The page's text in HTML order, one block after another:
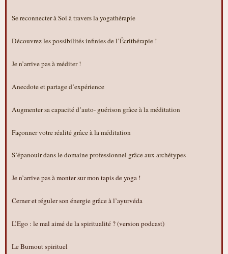
Se reconnecter à Soi à travers la yogathérapie
Découvrez les possibilités infinies de l’Écrithérapie !
Je n’arrive pas à méditer !
Anecdote et partage d’expérience
Augmenter sa capacité d’auto- guérison grâce à la méditation
Façonner votre réalité grâce à la méditation
S’épanouir dans le domaine professionnel grâce aux archétypes
Je n’arrive pas à monter sur mon tapis de yoga !
Cerner et réguler son énergie grâce à l’ayurvéda
L’Ego : le mal aimé de la spiritualité ? (version podcast)
Le Burnout spirituel